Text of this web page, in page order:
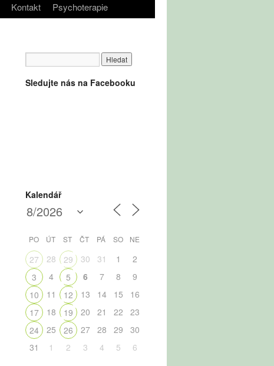
Kontakt Psychoterapie
Sledujte nás na Facebooku
Kalendář
PO ÚT ST ČT PÁ SO NE
27 28 29 30 31 1
2
3
4 5 6 7 8
9
10
11 12 13 14 15
16
17
18 19 20 21 22
23
24
25 26 27 28 29
30
31
1 2 3 4 5 6